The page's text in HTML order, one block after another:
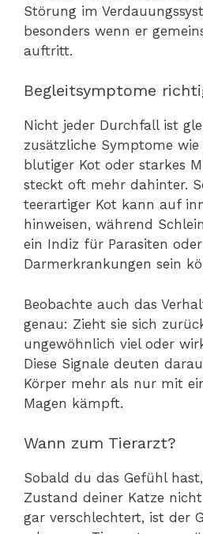
Störung im
besonders wenn er
auftritt.
Begleitsymptome
Nicht jeder Durchfall ist
zusätzliche Symptome wie
blutiger Kot oder starkes
steckt oft mehr dahinter.
teerartiger Kot kann auf
hinweisen, während
ein Indiz für Parasiten
Darmerkrankungen sein
Beobachte auch das
genau: Zieht sie sich
ungewöhnlich viel oder
Diese Signale deuten
Körper mehr als nur mit
Magen kämpft.
Wann zum Tierarzt?
Sobald du das Gefühl
Zustand deiner Katze
gar verschlechtert, ist der